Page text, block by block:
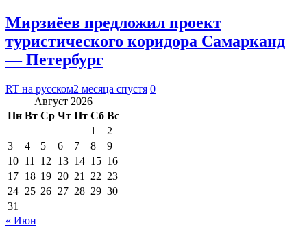
Мирзиёев предложил проект
туристического коридора Самарканд
— Петербург
RT на русском2 месяца спустя 0
Август 2026
Пн Вт Ср Чт Пт Сб Вс
1
2
3
4 5 6 7 8
9
10 11 12 13 14 15 16
17 18 19 20 21 22 23
24 25 26 27 28 29 30
31
« Июн